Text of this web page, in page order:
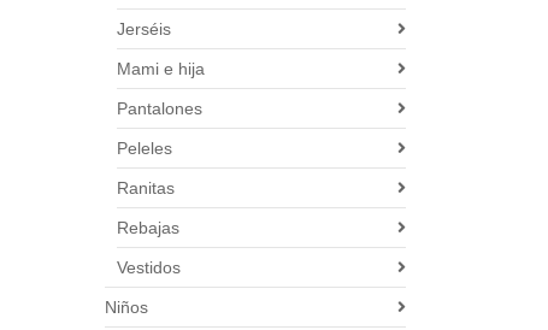
Jerséis
Mami e hija
Pantalones
Peleles
Ranitas
Rebajas
Vestidos
Niños